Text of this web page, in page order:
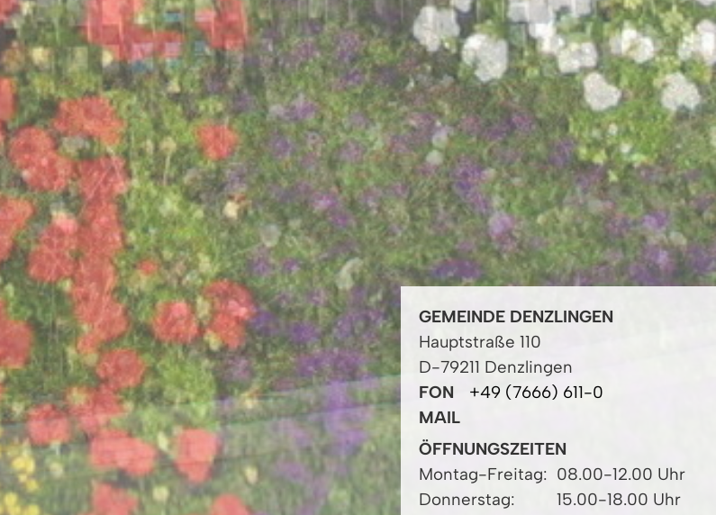
GEMEINDE DENZLINGEN
Hauptstraße 110
D-79211 Denzlingen
FON
+49 (7666) 611-0
MAIL
ÖFFNUNGSZEITEN
Montag-Freitag: 08.00-12.00 Uhr
Donnerstag:
15.00-18.00 Uhr